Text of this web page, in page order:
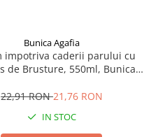
Bunica Agafia
impotriva caderii parului cu
de Brusture, 550ml, Bunica
22,91 RON21,76 RON
IN STOC